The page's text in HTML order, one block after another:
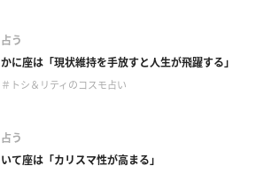
占う
かに座は「現状維持を手放すと人生が飛躍する」
＃トシ＆リティのコスモ占い
占う
いて座は「カリスマ性が高まる」